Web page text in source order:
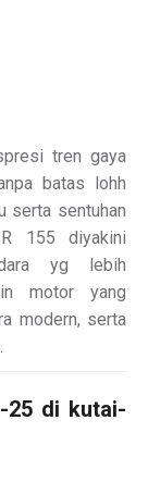
tren gaya
batas lohh
serta sentuhan
155 diyakini
yg lebih
motor yang
modern, serta
25 di kutai-